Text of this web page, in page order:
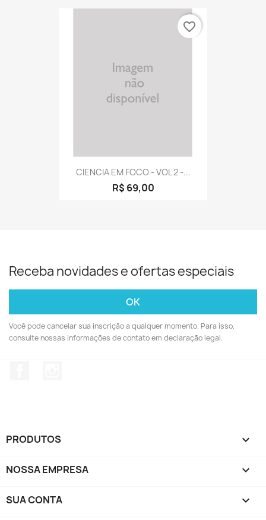
CIENCIA EM FOCO - VOL 2 -...
R$ 69,00
favorite_border
Receba novidades e ofertas especiais
Você pode cancelar sua inscrição a qualquer momento. Para isso,
consulte nossas informações de contato em declaração legal.
PRODUTOS 
NOSSA EMPRESA 
SUA CONTA 